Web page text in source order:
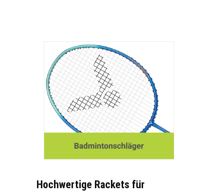
Hochwertige Rackets für